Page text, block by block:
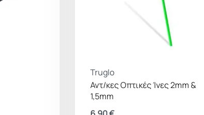
Truglo
Αντ/κες Οπτικές Ίνες 2mm &
1,5mm